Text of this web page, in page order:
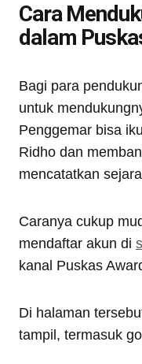
Cara
dalam
Bagi para
untuk
Penggemar bisa
Ridho dan
mencatatkan
Caranya cukup
mendaftar akun di
kanal Puskas
Di halaman
tampil, termasuk